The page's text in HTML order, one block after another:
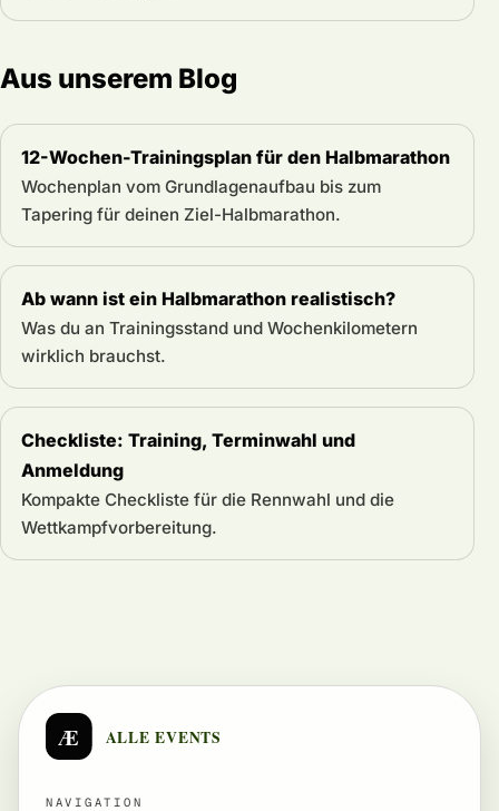
Aus unserem Blog
12-Wochen-Trainingsplan für den Halbmarathon
Wochenplan vom Grundlagenaufbau bis zum
Tapering für deinen Ziel-Halbmarathon.
Ab wann ist ein Halbmarathon realistisch?
Was du an Trainingsstand und Wochenkilometern
wirklich brauchst.
Checkliste: Training, Terminwahl und
Anmeldung
Kompakte Checkliste für die Rennwahl und die
Wettkampfvorbereitung.
Æ ALLE EVENTS
NAVIGATION